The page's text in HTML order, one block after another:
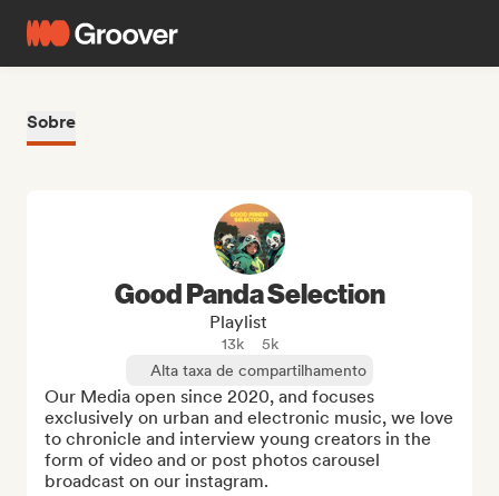
Sobre
Good Panda Selection
Playlist
13k
5k
Alta taxa de compartilhamento
Our Media open since 2020, and focuses
exclusively on urban and electronic music, we love
to chronicle and interview young creators in the
form of video and or post photos carousel
broadcast on our instagram.